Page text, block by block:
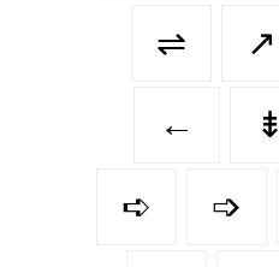
⇌ ↗
← ⇟
➪ ➩